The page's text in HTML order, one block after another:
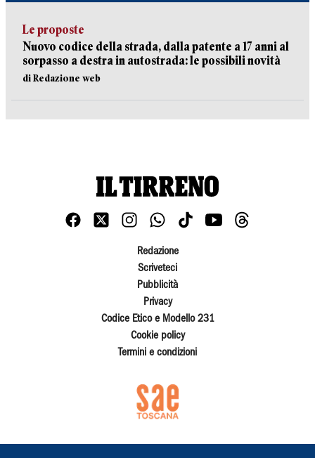
Le proposte
Nuovo codice della strada, dalla patente a 17 anni al
sorpasso a destra in autostrada: le possibili novità
di Redazione web
Redazione
Scriveteci
Pubblicità
Privacy
Codice Etico e Modello 231
Cookie policy
Termini e condizioni